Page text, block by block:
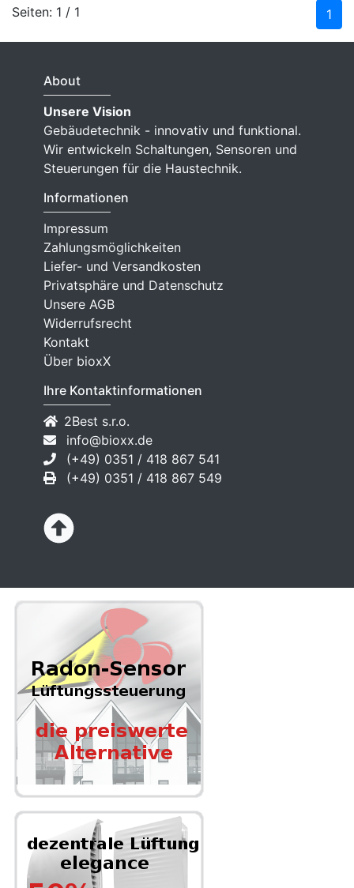
Seiten: 1 / 1 1
About
Unsere Vision
Gebäudetechnik - innovativ und funktional.
Wir entwickeln Schaltungen, Sensoren und
Steuerungen für die Haustechnik.
Informationen
Impressum
Zahlungsmöglichkeiten
Liefer- und Versandkosten
Privatsphäre und Datenschutz
Unsere AGB
Widerrufsrecht
Kontakt
Über bioxX
Ihre Kontaktinformationen
2Best s.r.o.
info@bioxx.de
(+49) 0351 / 418 867 541
(+49) 0351 / 418 867 549